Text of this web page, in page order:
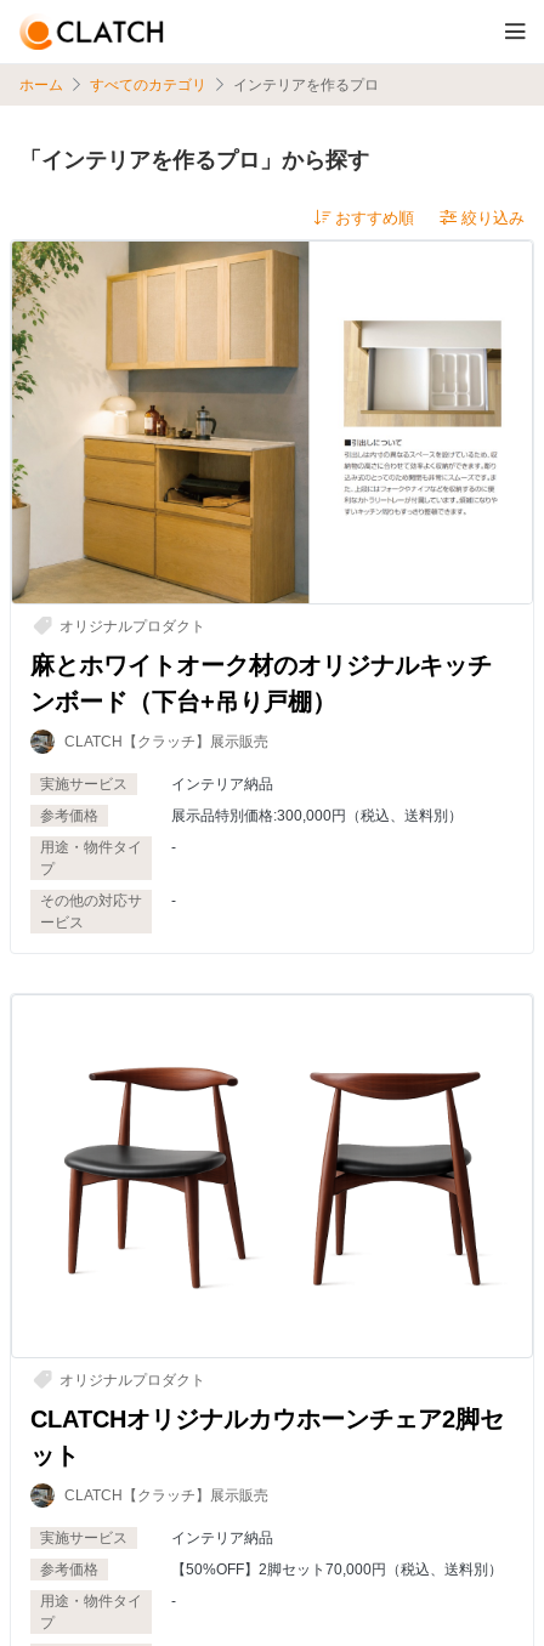
ホーム すべてのカテゴリ インテリアを作るプロ
「インテリアを作るプロ」から探す
絞り込み
オリジナルプロダクト
麻とホワイトオーク材のオリジナルキッチ
ンボード（下台+吊り戸棚）
CLATCH【クラッチ】展示販売
実施サービス
インテリア納品
参考価格
展示品特別価格:300,000円（税込、送料別）
用途・物件タイ
プ
-
その他の対応サ
ービス
-
オリジナルプロダクト
CLATCHオリジナルカウホーンチェア2脚セ
ット
CLATCH【クラッチ】展示販売
実施サービス
インテリア納品
参考価格
【50%OFF】2脚セット70,000円（税込、送料別）
用途・物件タイ
プ
-